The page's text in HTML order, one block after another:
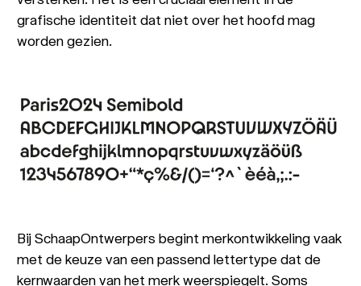
grafische identiteit dat niet over het hoofd mag
worden gezien.
Bij SchaapOntwerpers begint merkontwikkeling vaak
met de keuze van een passend lettertype dat de
kernwaarden van het merk weerspiegelt. Soms